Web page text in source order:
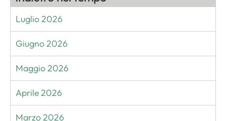
Luglio 2026
Giugno 2026
Maggio 2026
Aprile 2026
Marzo 2026